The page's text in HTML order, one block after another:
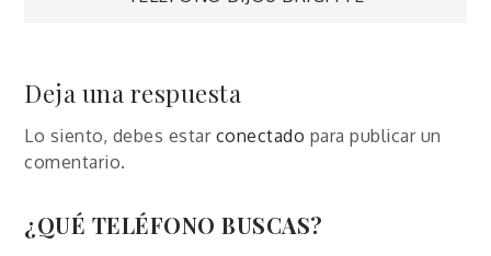
entradas
Deja una respuesta
Lo siento, debes estar conectado para publicar un
comentario.
¿QUÉ TELÉFONO BUSCAS?